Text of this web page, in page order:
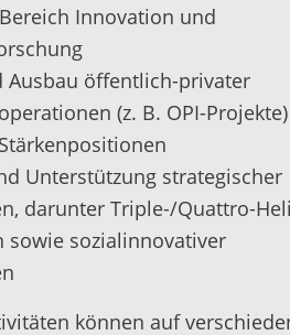
Innovation und
Ausbau öffentlich-privater
(z. B. OPI-Projekte)
Unterstützung strategischer
darunter Triple-/Quattro-
sowie sozialinnovativer
können auf